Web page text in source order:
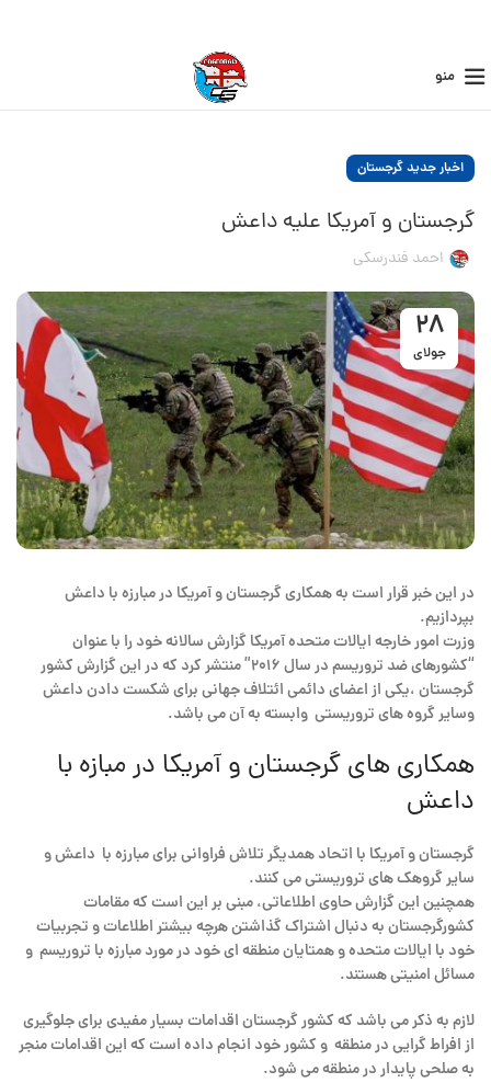
منو
اخبار جدید گرجستان
گرجستان و آمریکا علیه داعش
احمد فندرسکی
28
جولای
در این خبر قرار است به همکاری گرجستان و آمریکا در مبارزه با داعش
بپردازیم.
وزرت امور خارجه ایالات متحده آمریکا گزارش سالانه خود را با عنوان
“کشورهای ضد تروریسم در سال ۲۰۱۶” منتشر کرد که در این گزارش کشور
گرجستان ،یکی از اعضای دائمی ائتلاف جهانی برای شکست دادن داعش
وسایر گروه های تروریستی وابسته به آن می باشد.
همکاری های گرجستان و آمریکا در مبازه با
داعش
گرجستان و آمریکا با اتحاد همدیگر تلاش فراوانی برای مبارزه با داعش و
سایر گروهک های تروریستی می کنند.
همچنین این گزارش حاوی اطلاعاتی، مبنی بر این است که مقامات
کشورگرجستان به دنبال اشتراک گذاشتن هرچه بیشتر اطلاعات و تجربیات
خود با ایالات متحده و همتایان منطقه ای خود در مورد مبارزه با تروریسم و
مسائل امنیتی هستند.
لازم به ذکر می باشد که کشور گرجستان اقدامات بسیار مفیدی برای جلوگیری
از افراط گرایی در منطقه و کشور خود انجام داده است که این اقدامات منجر
به صلحی پایدار در منطقه می شود.